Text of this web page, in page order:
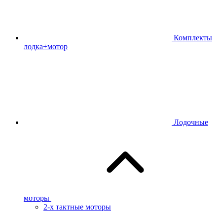
Комплекты
лодка+мотор
Лодочные
моторы
2-х тактные моторы